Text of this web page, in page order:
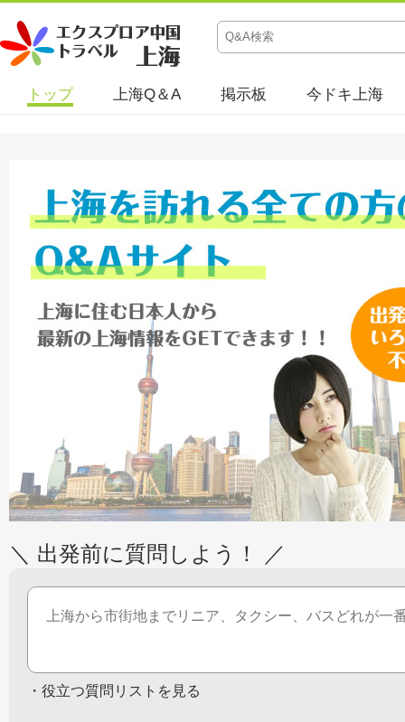
トップ 上海Q＆A 掲示板 今ドキ上海
＼ 出発前に質問しよう！ ／
・ 役立つ質問リストを見る